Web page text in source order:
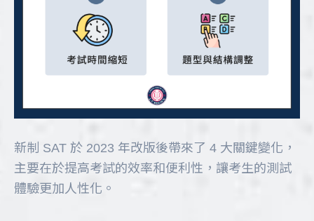
新制 SAT 於 2023 年改版後帶來了 4 大關鍵變化，
主要在於提高考試的效率和便利性，讓考生的測試
體驗更加人性化。